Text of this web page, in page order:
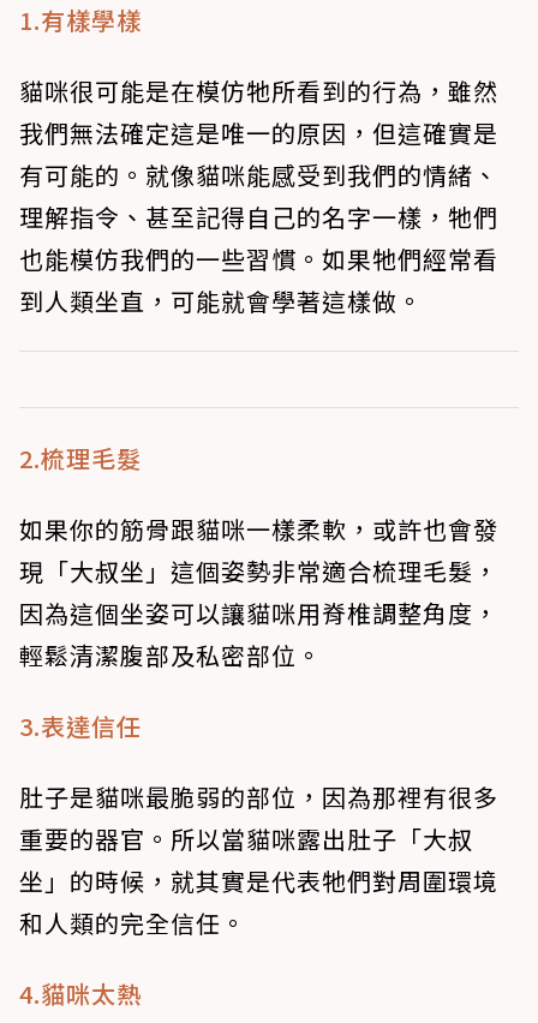
1.有樣學樣
貓咪很可能是在模仿牠所看到的行為，雖然
我們無法確定這是唯一的原因，但這確實是
有可能的。就像貓咪能感受到我們的情緒、
理解指令、甚至記得自己的名字一樣，牠們
也能模仿我們的一些習慣。如果牠們經常看
到人類坐直，可能就會學著這樣做。
2.梳理毛髮
如果你的筋骨跟貓咪一樣柔軟，或許也會發
現「大叔坐」這個姿勢非常適合梳理毛髮，
因為這個坐姿可以讓貓咪用脊椎調整角度，
輕鬆清潔腹部及私密部位。
3.表達信任
肚子是貓咪最脆弱的部位，因為那裡有很多
重要的器官。所以當貓咪露出肚子「大叔
坐」的時候，就其實是代表牠們對周圍環境
和人類的完全信任。
4.貓咪太熱